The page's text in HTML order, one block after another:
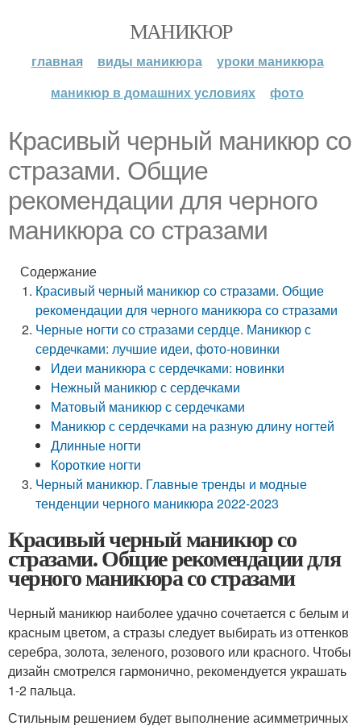
МАНИКЮР
главная виды маникюра
уроки маникюра
маникюр в домашних условиях
фото
Красивый черный маникюр со
стразами. Общие
рекомендации для черного
маникюра со стразами
Содержание
Красивый черный маникюр со стразами. Общие
рекомендации для черного маникюра со стразами
Черные ногти со стразами сердце. Маникюр с
сердечками: лучшие идеи, фото-новинки
Идеи маникюра с сердечками: новинки
Нежный маникюр с сердечками
Матовый маникюр с сердечками
Маникюр с сердечками на разную длину ногтей
Длинные ногти
Короткие ногти
Черный маникюр. Главные тренды и модные
тенденции черного маникюра 2022-2023
Красивый черный маникюр со
стразами. Общие рекомендации для
черного маникюра со стразами
Черный маникюр наиболее удачно сочетается с белым и
красным цветом, а стразы следует выбирать из оттенков
серебра, золота, зеленого, розового или красного. Чтобы
дизайн смотрелся гармонично, рекомендуется украшать
1-2 пальца.
Стильным решением будет выполнение асимметричных